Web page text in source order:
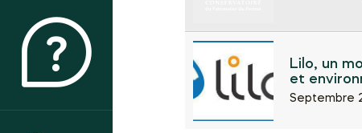
Lilo, un
et
Septembre